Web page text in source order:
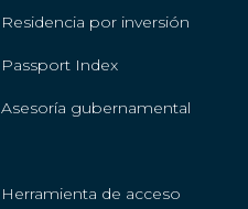
Residencia por inversión
Passport Index
Asesoría gubernamental
Herramienta de acceso